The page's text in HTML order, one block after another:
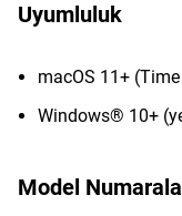
Uyumluluk
macOS 11+
Windows® 10+
Model